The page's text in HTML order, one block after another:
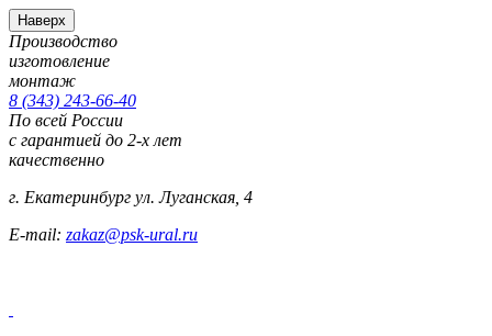
Наверх
Производство
изготовление
монтаж
8 (343) 243-66-40
По всей России
с гарантией до 2-х лет
качественно
г. Екатеринбург ул. Луганская, 4
E-mail: zakaz@psk-ural.ru